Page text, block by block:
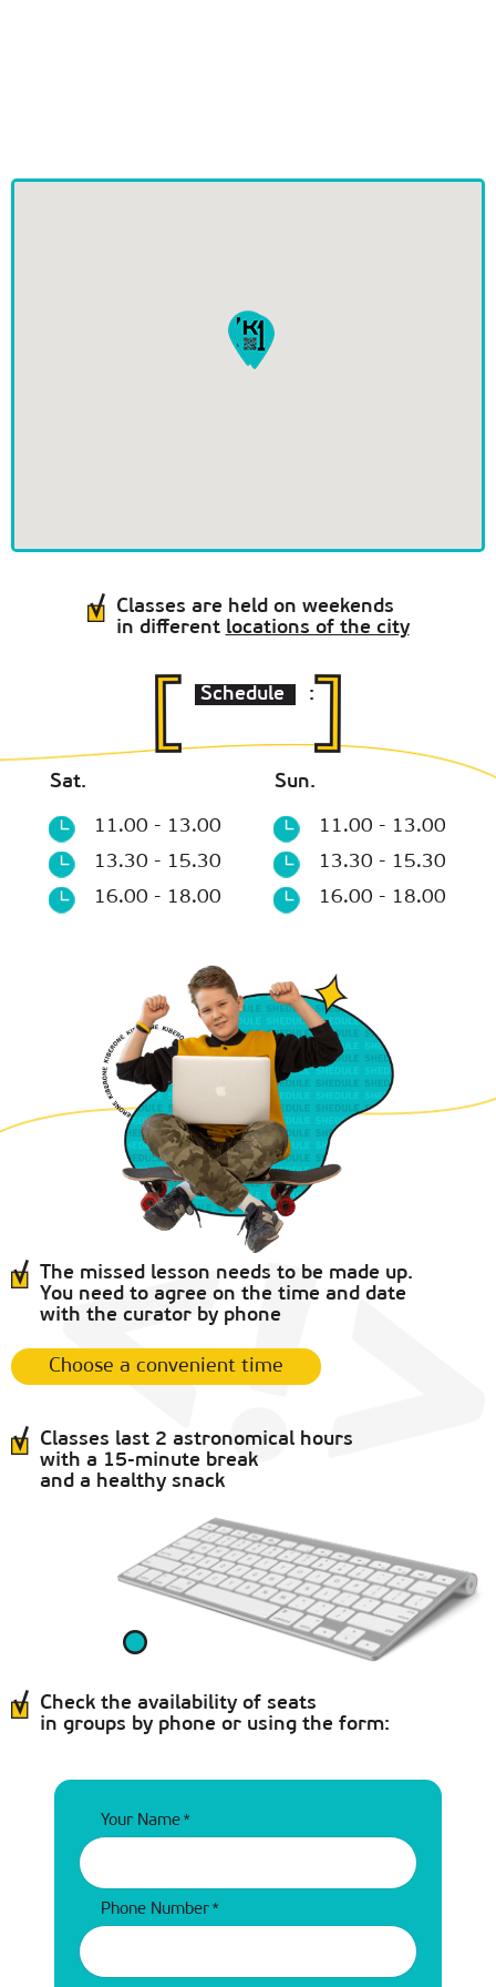
Classes are held on weekends
in different locations of the city
Schedule :
Sat.
11.00 - 13.00
13.30 - 15.30
16.00 - 18.00
Sun.
11.00 - 13.00
13.30 - 15.30
16.00 - 18.00
The missed lesson needs to be made up.
You need to agree on the time and date
with the curator by phone
Choose a convenient time
Classes last 2 astronomical hours
with a 15-minute break
and a healthy snack
Check the availability of seats
in groups by phone or using the form:
Your Name *
Phone Number *